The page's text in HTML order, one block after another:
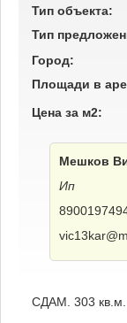
Тип объекта:
Тип
Город:
Площади в
Цена за м2:
Мешков
Ип
СДАМ. 303 кв.м.